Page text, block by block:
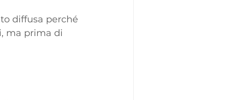
diffusa perché
ma prima di